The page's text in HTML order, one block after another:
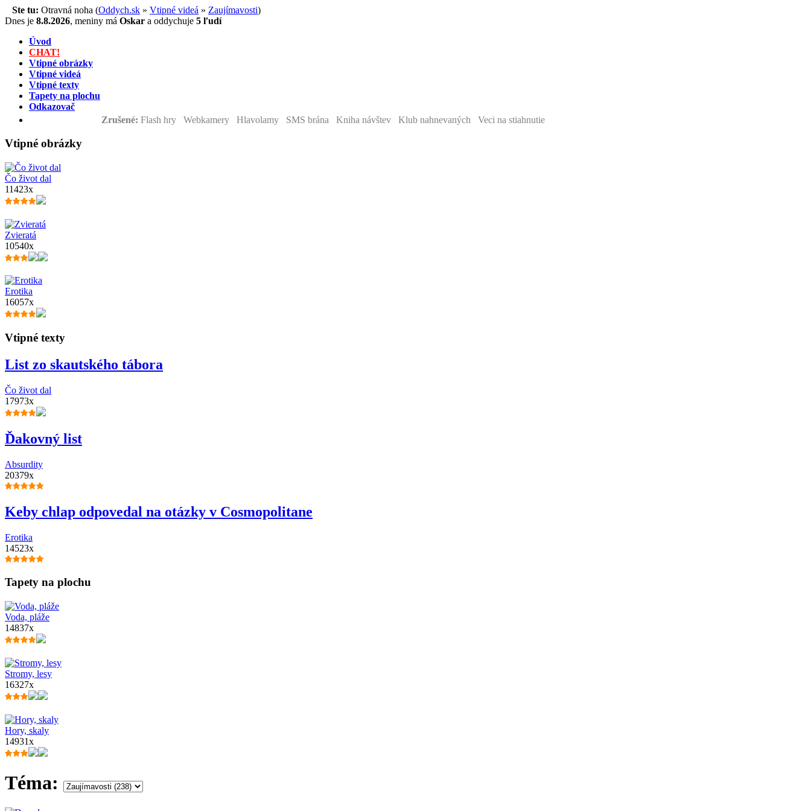
Ste tu: Otravná noha (Oddych.sk » Vtipné videá » Zaujímavosti)
Dnes je 8.8.2026, meniny má Oskar a oddychuje 5 ľudí
Úvod
CHAT!
Vtipné obrázky
Vtipné videá
Vtipné texty
Tapety na plochu
Odkazovač
Zrušené: Flash hry Webkamery Hlavolamy SMS brána Kniha návštev Klub nahnevaných Veci na stiahnutie
Vtipné obrázky
Čo život dal
11423x
Zvieratá
10540x
Erotika
16057x
Vtipné texty
List zo skautského tábora
Čo život dal
17973x
Ďakovný list
Absurdity
20379x
Keby chlap odpovedal na otázky v Cosmopolitane
Erotika
14523x
Tapety na plochu
Voda, pláže
14837x
Stromy, lesy
16327x
Hory, skaly
14931x
Téma: